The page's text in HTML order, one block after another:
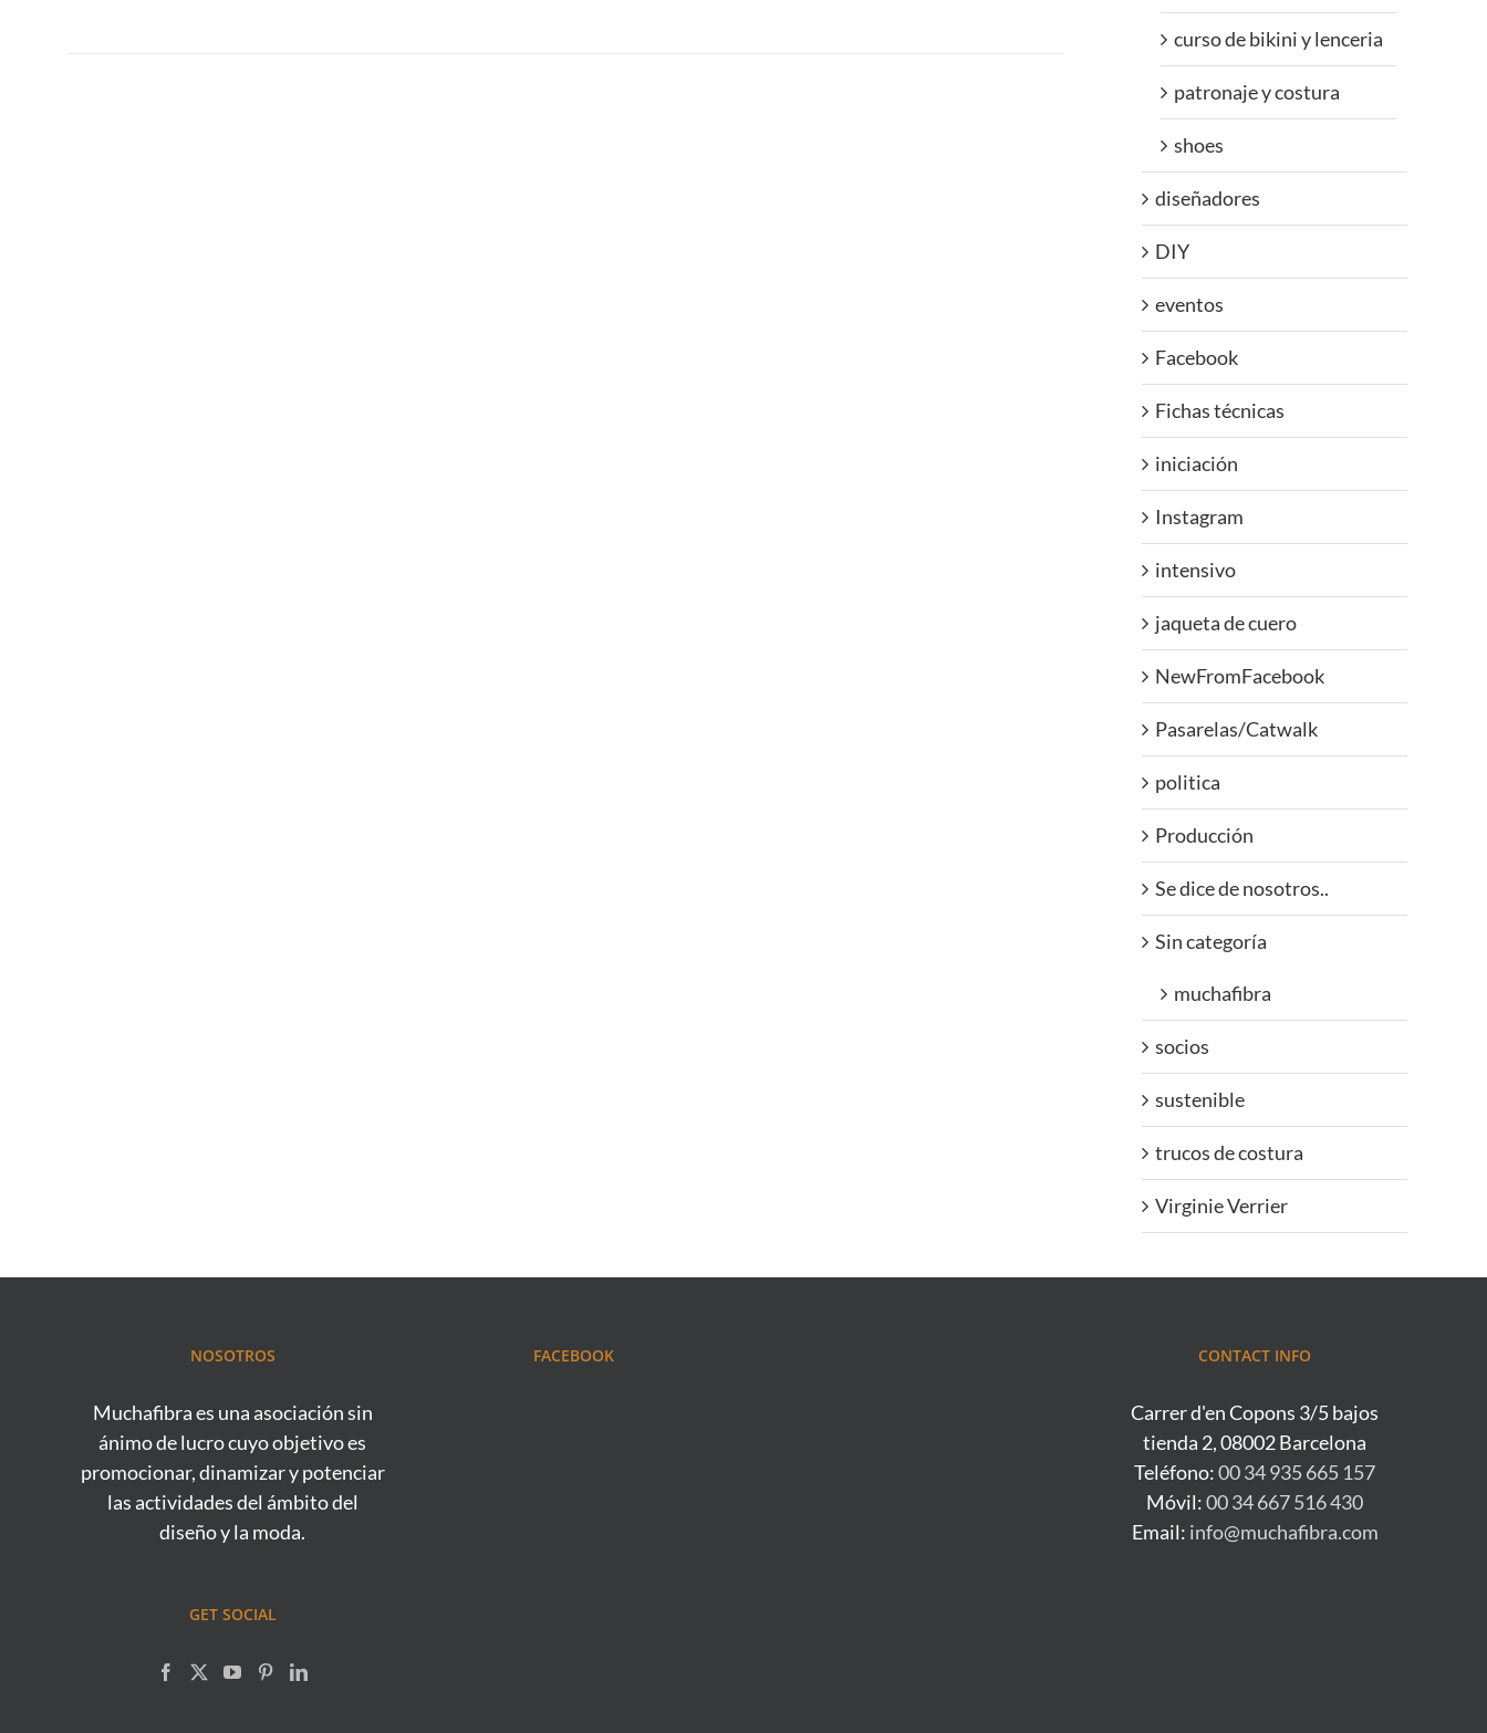
curso de bikini y lenceria
patronaje y costura
shoes
diseñadores
DIY
eventos
Facebook
Fichas técnicas
iniciación
Instagram
intensivo
jaqueta de cuero
NewFromFacebook
Pasarelas/Catwalk
politica
Producción
Se dice de nosotros..
Sin categoría
muchafibra
socios
sustenible
trucos de costura
Virginie Verrier
NOSOTROS
Muchafibra es una asociación sin
ánimo de lucro cuyo objetivo es
promocionar, dinamizar y potenciar
las actividades del ámbito del
diseño y la moda.
GET SOCIAL
FACEBOOK CONTACT INFO
Carrer d'en Copons 3/5 bajos
tienda 2, 08002 Barcelona
Teléfono:00 34 935 665 157
Móvil:00 34 667 516 430
Email: info@muchafibra.com